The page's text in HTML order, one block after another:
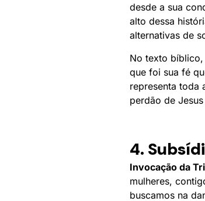
desde a sua
alto dessa
alternativas de
No texto
que foi sua fé
representa toda
perdão de
4.
Invocação da
mulheres,
buscamos na